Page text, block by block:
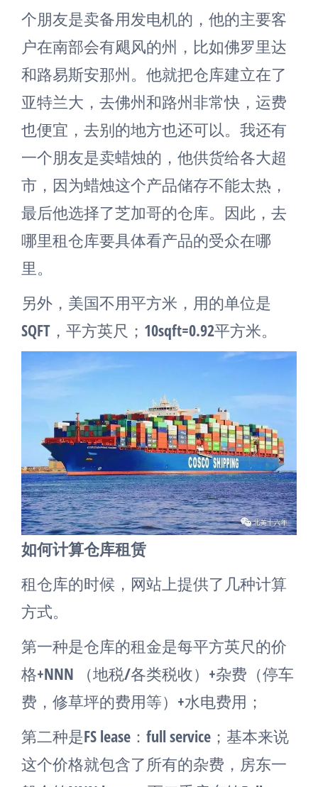
个朋友是卖备用发电机的，他的主要客
户在南部会有飓风的州，比如佛罗里达
和路易斯安那州。他就把仓库建立在了
亚特兰大，去佛州和路州非常快，运费
也便宜，去别的地方也还可以。我还有
一个朋友是卖蜡烛的，他供货给各大超
市，因为蜡烛这个产品储存不能太热，
最后他选择了芝加哥的仓库。因此，去
哪里租仓库要具体看产品的受众在哪
里。
另外，美国不用平方米，用的单位是
SQFT，平方英尺；10sqft=0.92平方米。
如何计算仓库租赁
租仓库的时候，网站上提供了几种计算
方式。
第一种是仓库的租金是每平方英尺的价
格+NNN （地税/各类税收）+杂费（停车
费，修草坪的费用等）+水电费用；
第二种是FS lease：full service；基本来说
这个价格就包含了所有的杂费，房东一